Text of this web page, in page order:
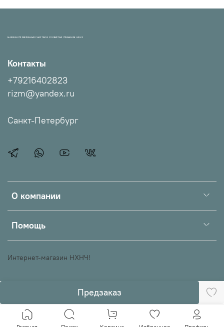
Предзаказ
МАГАЗИН ПРОВЕРЕННЫХ СНАСТЕЙ И УЛОВИСТЫХ ПРИМАНОК НХНЧ!
О компании
Помощь
Контакты
+79216402823
rizm@yandex.ru
Санкт-Петербург
Интернет-магазин НХНЧ!